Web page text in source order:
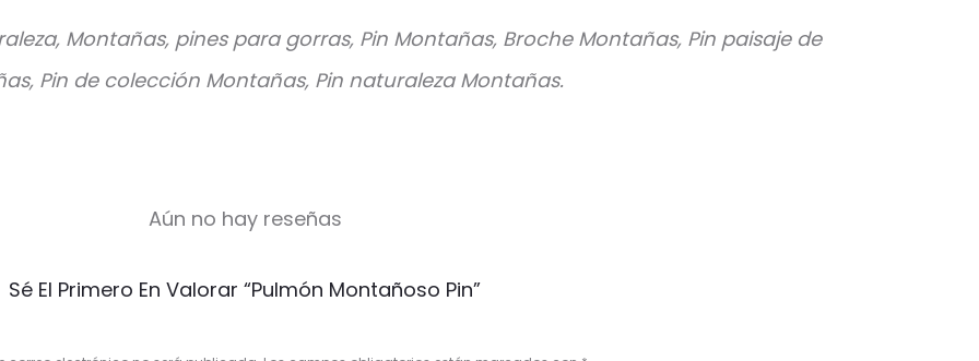
Montañas, pines para gorras, Pin Montañas, Broche Montañas, Pin paisaje de
Pin de colección Montañas, Pin naturaleza Montañas.
Aún no hay reseñas
Sé El Primero En Valorar “Pulmón Montañoso Pin”